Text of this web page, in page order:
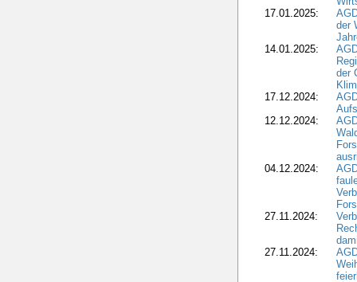
17.01.2025:
der
14.01.2025:
der
17.12.2024:
12.12.2024:
04.12.2024:
27.11.2024:
27.11.2024: